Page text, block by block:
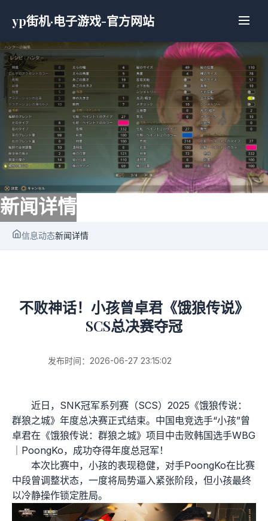
yp街机·电子游戏-官方网站
新闻详情
信息动态新闻详情
不败神话！小孩曾卓君《饿狼传说》
SCS总决赛夺冠
发布时间：2026-06-27 23:15:02
近日，SNK冠军系列赛（SCS）2025《饿狼传说：
群狼之城》年度总决赛正式结束。中国电竞选手“小孩”曾
卓君在《饿狼传说：群狼之城》项目中击败韩国选手WBG
｜PoongKo，成功夺得年度总冠军！
本次比赛中，小孩的表现稳健，对手PoongKo在比赛
中段曾调整状态，一度将局势逼入紧张阶段，但小孩最终
以冷静操作锁定胜局。